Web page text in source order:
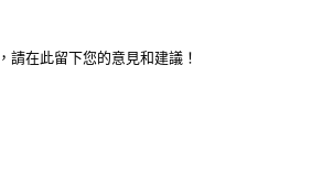
請在此留下您的意見和建議！